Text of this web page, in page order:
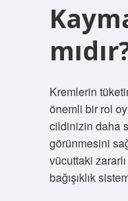
Kremlerin
önemli bir rol
cildinizin daha
görünmesini
vücuttaki
bağışıklık